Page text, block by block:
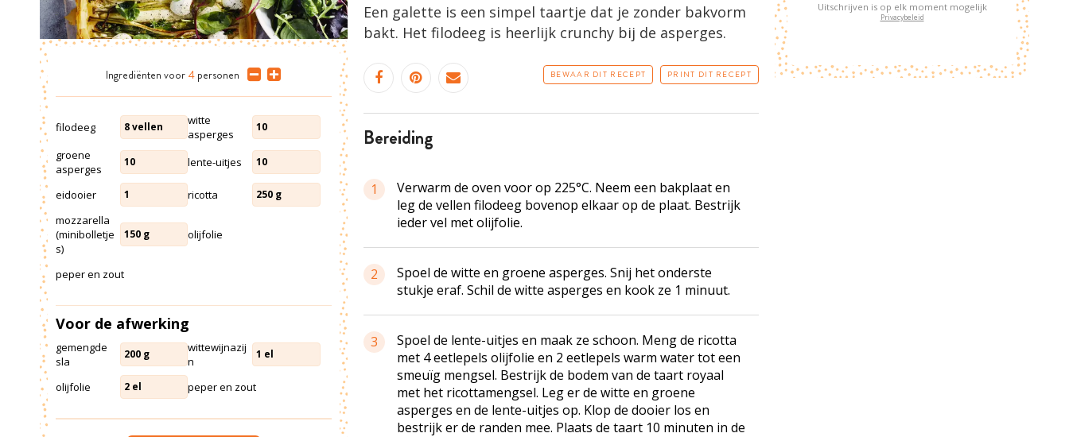
Een galette is een simpel taartje dat je zonder bakvorm
bakt. Het filodeeg is heerlijk crunchy bij de asperges.
BEWAAR DIT RECEPT PRINT DIT RECEPT
bereiding
1
Verwarm de oven voor op 225°C. Neem een bakplaat en
leg de vellen filodeeg bovenop elkaar op de plaat. Bestrijk
ieder vel met olijfolie.
2
Spoel de witte en groene asperges. Snij het onderste
stukje eraf. Schil de witte asperges en kook ze 1 minuut.
3
Spoel de lente-uitjes en maak ze schoon. Meng de ricotta
met 4 eetlepels olijfolie en 2 eetlepels warm water tot een
smeuïg mengsel. Bestrijk de bodem van de taart royaal
met het ricottamengsel. Leg er de witte en groene
asperges en de lente-uitjes op. Klop de dooier los en
bestrijk er de randen mee. Plaats de taart 10 minuten in de
Ingrediënten voor 4 personen
filodeeg 8vellen
witte
asperges
10
groene
asperges
10 lente-uitjes 10
eidooier 1 ricotta 250 g
mozzarella
(minibolletje
s)
150 g olijfolie
peper en zout
Voor de afwerking
gemengde
sla
200 g
wittewijnazij
n
1 el
olijfolie 2 el peper en zout
Uitschrijven is op elk moment mogelijk
Privacybeleid